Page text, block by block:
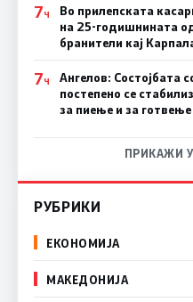
7Ч
Во прилепската
на 25-годишнината
бранители кај
7Ч
Ангелов: Состојбата
постепено се
за пиење и за готвење
ПРИКАЖИ
РУБРИКИ
ЕКОНОМИЈА
МАКЕДОНИЈА